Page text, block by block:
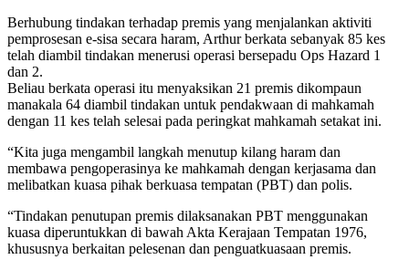
Berhubung tindakan terhadap premis yang menjalankan aktiviti
pemprosesan e-sisa secara haram, Arthur berkata sebanyak 85 kes
telah diambil tindakan menerusi operasi bersepadu Ops Hazard 1
dan 2.
Beliau berkata operasi itu menyaksikan 21 premis dikompaun
manakala 64 diambil tindakan untuk pendakwaan di mahkamah
dengan 11 kes telah selesai pada peringkat mahkamah setakat ini.
“Kita juga mengambil langkah menutup kilang haram dan
membawa pengoperasinya ke mahkamah dengan kerjasama dan
melibatkan kuasa pihak berkuasa tempatan (PBT) dan polis.
“Tindakan penutupan premis dilaksanakan PBT menggunakan
kuasa diperuntukkan di bawah Akta Kerajaan Tempatan 1976,
khususnya berkaitan pelesenan dan penguatkuasaan premis.